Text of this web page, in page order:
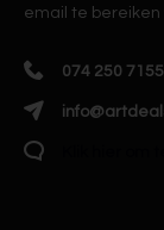
email te bereiken
074 250 7155